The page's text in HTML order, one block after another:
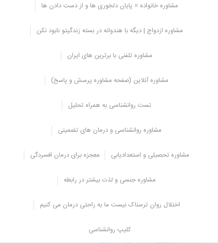
مشاوره خانواده = پایان دلخوری ها و از دست دادن ها
مشاوره ازدواج | دیگه با هندوانه در بسته زندگیتو نابود نکن
مشاوره تلفنی با برترین های ایران
مشاوره آنلاین (صفحه مشاوره پرسش و پاسخ)
تست روانشناسی به همراه تحلیل
مشاوره روانشناسی و درمان های تضمینی
مشاوره تحصیلی و استعدادیابی معجزه برای درمان افسردگی
مشاوره جنسی و لذت بیشتر در رابطه
اختلال روان ترسناک نیست ما به راحتی درمان می کنیم
کلیپ روانشناسی
مزایای زوج درمانی در رفع مشکلات خانوادگی
استفاده می شود و در آن
روانشناسی نقش زن و مرد در بروز و حل مشکلات مشخص و نمایان می